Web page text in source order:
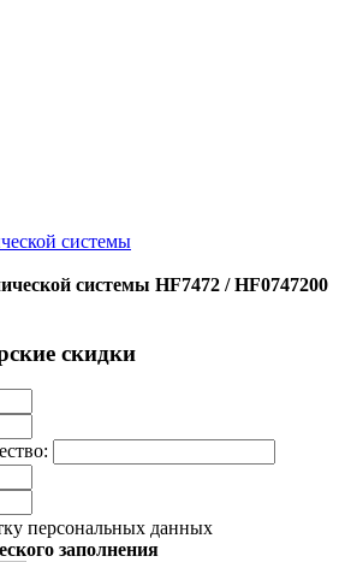
системы
системы HF7472 / HF0747200
скидки
персональных данных
заполнения